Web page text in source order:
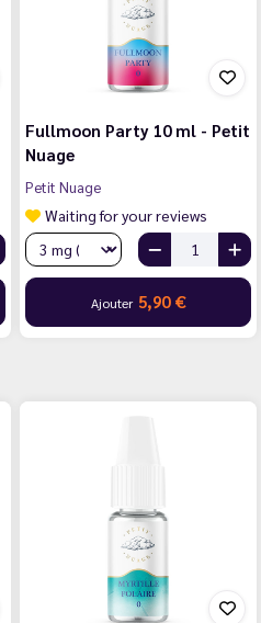
Fullmoon Party 10 ml - Petit
Nuage
Petit Nuage
Waiting for your reviews
Ajouter 5,90 €